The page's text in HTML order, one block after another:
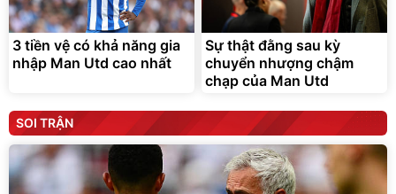
3 tiền vệ có khả năng gia
nhập Man Utd cao nhất
Sự thật đằng sau kỳ
chuyển nhượng chậm
chạp của Man Utd
SOI TRẬN